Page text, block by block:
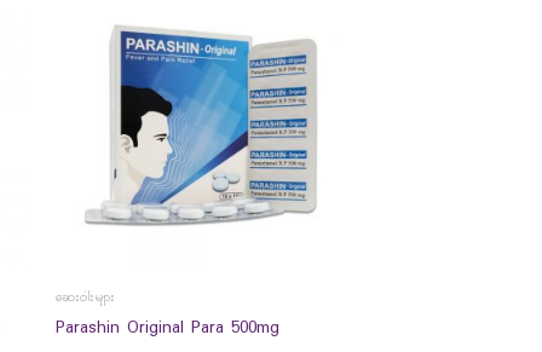
ဆေးဝါးများ
Parashin Original Para 500mg